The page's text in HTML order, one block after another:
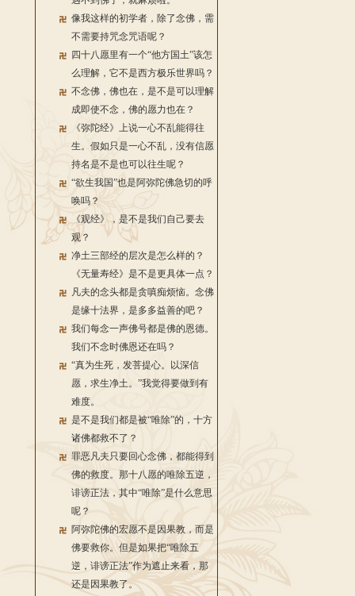
像我这样的初学者，除了念佛，需
不需要持咒念咒语呢？
四十八愿里有一个“他方国土”该怎
么理解，它不是西方极乐世界吗？
不念佛，佛也在，是不是可以理解
成即使不念，佛的愿力也在？
《弥陀经》上说一心不乱能得往
生。假如只是一心不乱，没有信愿
持名是不是也可以往生呢？
“欲生我国”也是阿弥陀佛急切的呼
唤吗？
《观经》，是不是我们自己要去
观？
净土三部经的层次是怎么样的？
《无量寿经》是不是更具体一点？
凡夫的念头都是贪嗔痴烦恼。念佛
是缘十法界，是多多益善的吧？
我们每念一声佛号都是佛的恩德。
我们不念时佛恩还在吗？
“真为生死，发菩提心。以深信
愿，求生净土。”我觉得要做到有
难度。
是不是我们都是被“唯除”的，十方
诸佛都救不了？
罪恶凡夫只要回心念佛，都能得到
佛的救度。那十八愿的唯除五逆，
诽谤正法，其中“唯除”是什么意思
呢？
阿弥陀佛的宏愿不是因果教，而是
佛要救你。但是如果把“唯除五
逆，诽谤正法”作为遮止来看，那
还是因果教了。